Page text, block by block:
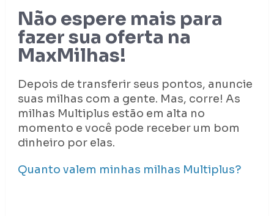
Não espere mais para
fazer sua oferta na
MaxMilhas!
Depois de transferir seus pontos, anuncie
suas milhas com a gente. Mas, corre! As
milhas Multiplus estão em alta no
momento e você pode receber um bom
dinheiro por elas.
Quanto valem minhas milhas Multiplus?